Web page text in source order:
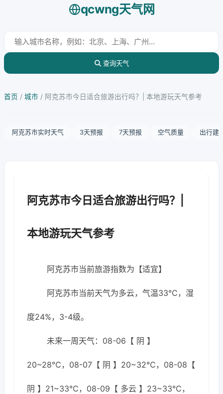
qcwng天气网
查询天气
首页 / 城市 / 阿克苏市今日适合旅游出行吗？| 本地游玩天气参考
阿克苏市实时天气 3天预报 7天预报 空气质量 出行建
阿克苏市今日适合旅游出行吗？|
本地游玩天气参考
阿克苏市当前旅游指数为【适宜】
阿克苏市当前天气为多云，气温33℃，湿
度24%，3-4级。
未来一周天气：08-06【 阴 】
20~28℃，08-07【 阴 】20~32℃，08-08【
阴 】21~33℃，08-09【 多云 】23~33℃，